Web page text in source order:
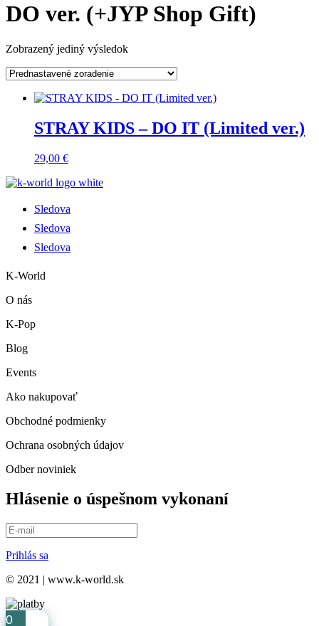
DO ver. (+JYP Shop Gift)
Zobrazený jediný výsledok
STRAY KIDS – DO IT (Limited ver.)
29,00 €
Sledova
Sledova
Sledova
K-World
O nás
K-Pop
Blog
Events
Ako nakupovať
Obchodné podmienky
Ochrana osobných údajov
Odber noviniek
Hlásenie o úspešnom vykonaní
Prihlás sa
© 2021 | www.k-world.sk
0